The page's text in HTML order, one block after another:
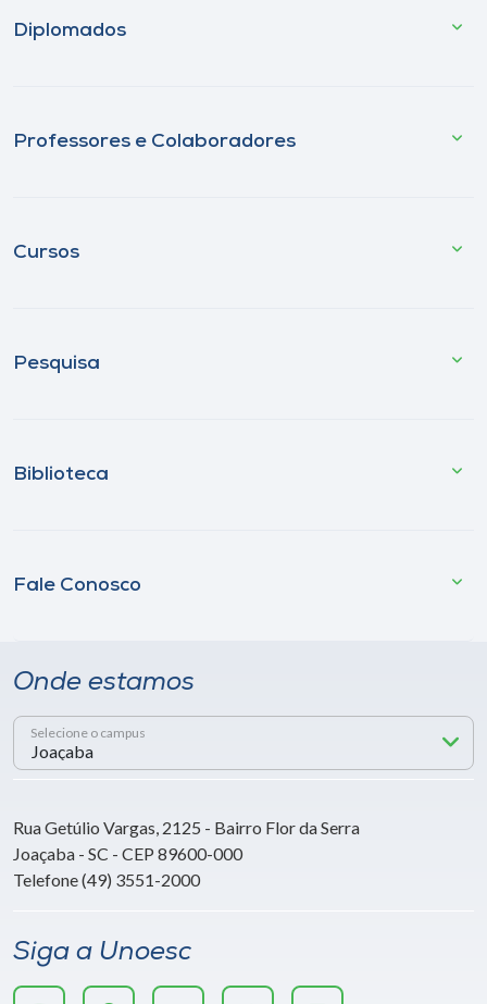
Diplomados
Professores e Colaboradores
Cursos
Pesquisa
Biblioteca
Fale Conosco
Onde estamos
Selecione o campus
Rua Getúlio Vargas, 2125 - Bairro Flor da Serra
Joaçaba - SC - CEP 89600-000
Telefone (49) 3551-2000
Siga a Unoesc